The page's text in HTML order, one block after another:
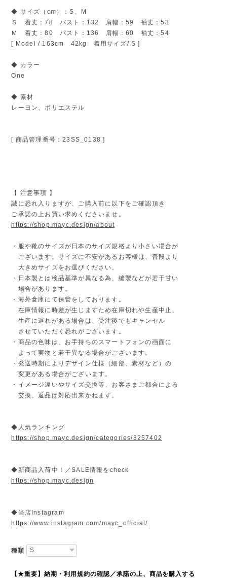
◆ サイズ（cm）：S、M
Ｓ 着丈：78 バスト：132 肩幅：59 袖丈：53
Ｍ 着丈：80 バスト：136 肩幅：60 袖丈：54
[ Model / 163cm 42kg 着用サイズ/ S ]
◆ カラー
One
◆ 素材
レーヨン、ポリエステル
[ 商品管理番号：23SS_0138 ]
【 注意事項 】
誠に恐れ入りますが、ご購入前に以下をご確認頂き
ご承諾の上お買い求めくださいませ。
https://shop.mayc.design/about
・服や靴のサイズが日本のサイズ規格より小さい場合が
ございます。サイズに不安があるお客様は、普段より
大きめサイズをお選びください。
・日本製とは検品基準が異なる為、縫製などが若干甘い
場合があります。
・海外倉庫にて保管をしております。
在庫情報に時差が生じますため在庫切れや生産中止、
生産に遅れがある場合は、受注後でもキャンセル
させていただく恐れがございます。
・商品の色味は、お手持ちのスマートフォンの画面に
よって実物と若干異なる場合がございます。
・発送時期によりデザイン仕様（細部、素材など）の
変更がある場合がございます。
・イメージ違いやサイズ交換等、お客さまご都合による
交換、返品は対応出来かねます。
◆人気ランキング
https://shop.mayc.design/categories/3257402
◆新商品入荷中！／SALE情報をcheck
https://shop.mayc.design
◆当店Instagram
https://www.instagram.com/mayc_official/
種類
【★重要】納期・利用規約の確認／承諾の上、商品を購入する